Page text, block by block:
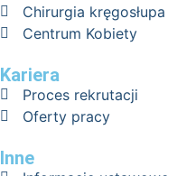
Chirurgia kręgosłupa
Centrum Kobiety
Kariera
Proces rekrutacji
Oferty pracy
Inne